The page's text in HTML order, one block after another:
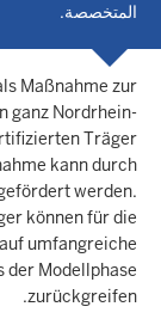
المتخصصة.
Maßnahme zur
ganz Nordrhein-
Träger
kann durch
werden.
können für die
umfangreiche
der Modellphase
zurückgreifen.